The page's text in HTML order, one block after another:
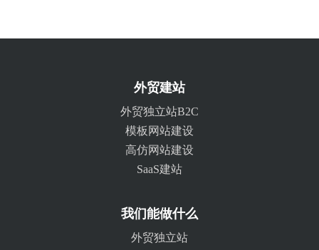
外贸建站
外贸独立站B2C
模板网站建设
高仿网站建设
SaaS建站
我们能做什么
外贸独立站